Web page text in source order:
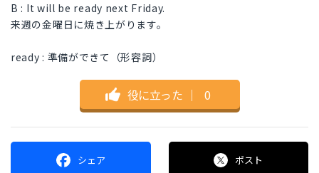
B : It will be ready next Friday.
来週の金曜日に焼き上がります。
ready : 準備ができて（形容詞）
役に立った ｜ 0
シェア ポスト